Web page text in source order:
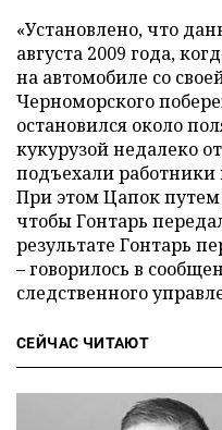
«Установлено, что
августа 2009 года,
на автомобиле со
Черноморского
остановился около
кукурузой недалеко
подъехали
При этом Цапок
чтобы Гонтарь
результате Гонтарь
– говорилось в
следственного
СЕЙЧАС ЧИТАЮТ